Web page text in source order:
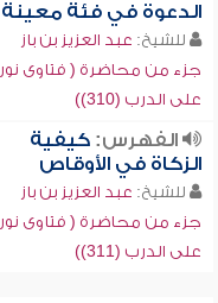
الدعوة في فئة معينة
للشيخ: عبد العزيز بن باز
جزء من محاضرة ( فتاوى نور
على الدرب (310))
الفهرس:كيفية
الزكاة في الأوقاص
للشيخ: عبد العزيز بن باز
جزء من محاضرة ( فتاوى نور
على الدرب (311))